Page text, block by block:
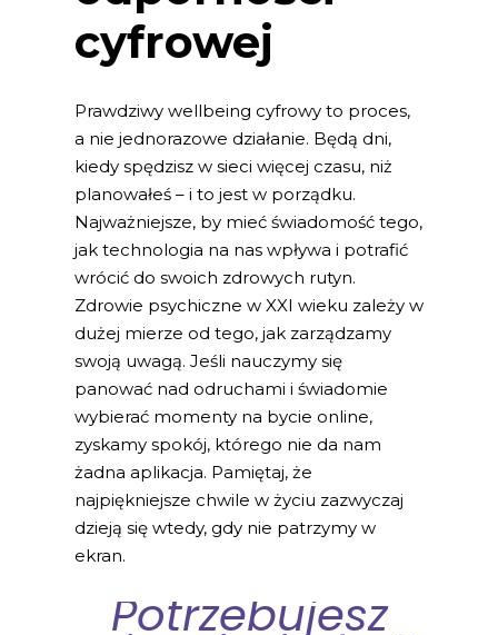
cyfrowej
Prawdziwy wellbeing cyfrowy to proces,
a nie jednorazowe działanie. Będą dni,
kiedy spędzisz w sieci więcej czasu, niż
planowałeś – i to jest w porządku.
Najważniejsze, by mieć świadomość tego,
jak technologia na nas wpływa i potrafić
wrócić do swoich zdrowych rutyn.
Zdrowie psychiczne w XXI wieku zależy w
dużej mierze od tego, jak zarządzamy
swoją uwagą. Jeśli nauczymy się
panować nad odruchami i świadomie
wybierać momenty na bycie online,
zyskamy spokój, którego nie da nam
żadna aplikacja. Pamiętaj, że
najpiękniejsze chwile w życiu zazwyczaj
dzieją się wtedy, gdy nie patrzymy w
ekran.
Potrzebujesz